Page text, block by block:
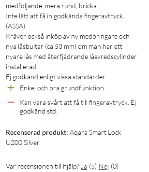
medföljande, mera rund, bricka.
Inte lätt att få in godkända fingeravtryck.
(ASSA).
Kräver också inköp av ny medbringare och
nya låsbultar (ca 53 mm) om man har ett
nyare lås med återfjädrande låsvredscylinder
installerad.
Ej godkänd enligt vissa standarder.
Enkel och bra grundfunktion.
Kan vara svårt att få till fingeravtryck. Ej
godkänd std.
Recenserad produkt: Aqara Smart Lock
U200 Silver
Var recensionen till hjälp? Ja (5) Nej (0)